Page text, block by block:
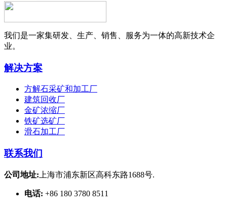
我们是一家集研发、生产、销售、服务为一体的高新技术企
业。
解决方案
方解石采矿和加工厂
建筑回收厂
金矿浓缩厂
铁矿选矿厂
滑石加工厂
联系我们
公司地址: 上海市浦东新区高科东路1688号.
电话: +86 180 3780 8511